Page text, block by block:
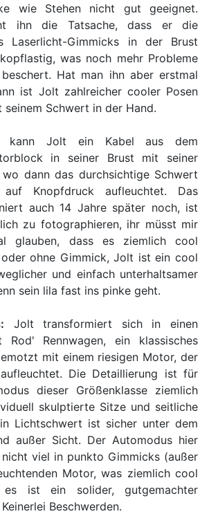
wie Stehen nicht gut geeignet.
ihn die Tatsache, dass er die
Laserlicht-Gimmicks in der Brust
was noch mehr Probleme
Hat man ihn aber erstmal
ist Jolt zahlreicher cooler Posen
Schwert in der Hand.
kann Jolt ein Kabel aus dem
in seiner Brust mit seiner
dann das durchsichtige Schwert
Knopfdruck aufleuchtet. Das
auch 14 Jahre später noch, ist
zu fotographieren, ihr müsst mir
glauben, dass es ziemlich cool
ohne Gimmick, Jolt ist ein cool
und einfach unterhaltsamer
sein lila fast ins pinke geht.
Jolt transformiert sich in einen
Rod' Rennwagen, ein klassisches
mit einem riesigen Motor, der
Die Detaillierung ist für
dieser Größenklasse ziemlich
skulptierte Sitze und seitliche
Lichtschwert ist sicher unter dem
außer Sicht. Der Automodus hier
viel in punkto Gimmicks (außer
Motor, was ziemlich cool
es ist ein solider, gutgemachter
Beschwerden.